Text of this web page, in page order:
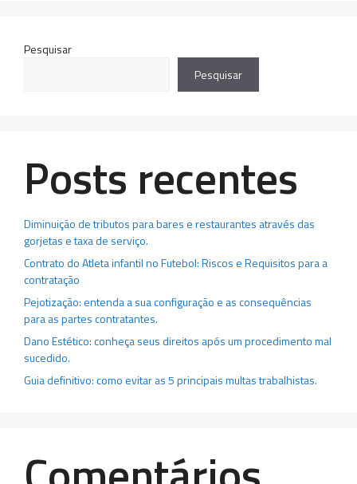
Pesquisar
Pesquisar
Posts recentes
Diminuição de tributos para bares e restaurantes através das
gorjetas e taxa de serviço.
Contrato do Atleta infantil no Futebol: Riscos e Requisitos para a
contratação
Pejotização: entenda a sua configuração e as consequências
para as partes contratantes.
Dano Estético: conheça seus direitos após um procedimento mal
sucedido.
Guia definitivo: como evitar as 5 principais multas trabalhistas.